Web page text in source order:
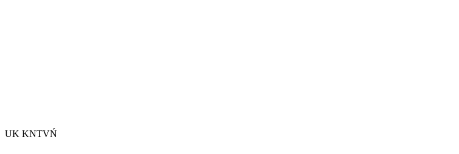
UK KNTVŃ